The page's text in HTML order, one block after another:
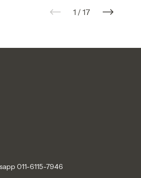
1 / 17
011-6115-7946